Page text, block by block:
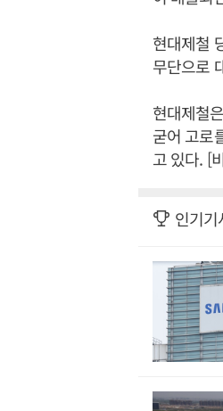
현대제철
무단으로
현대제철
굳어 고로
고 있다. [
인기기